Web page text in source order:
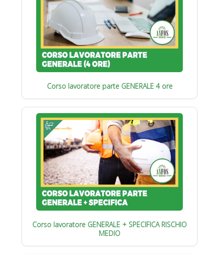
Corso lavoratore parte GENERALE 4 ore
Corso lavoratore GENERALE + SPECIFICA RISCHIO
MEDIO